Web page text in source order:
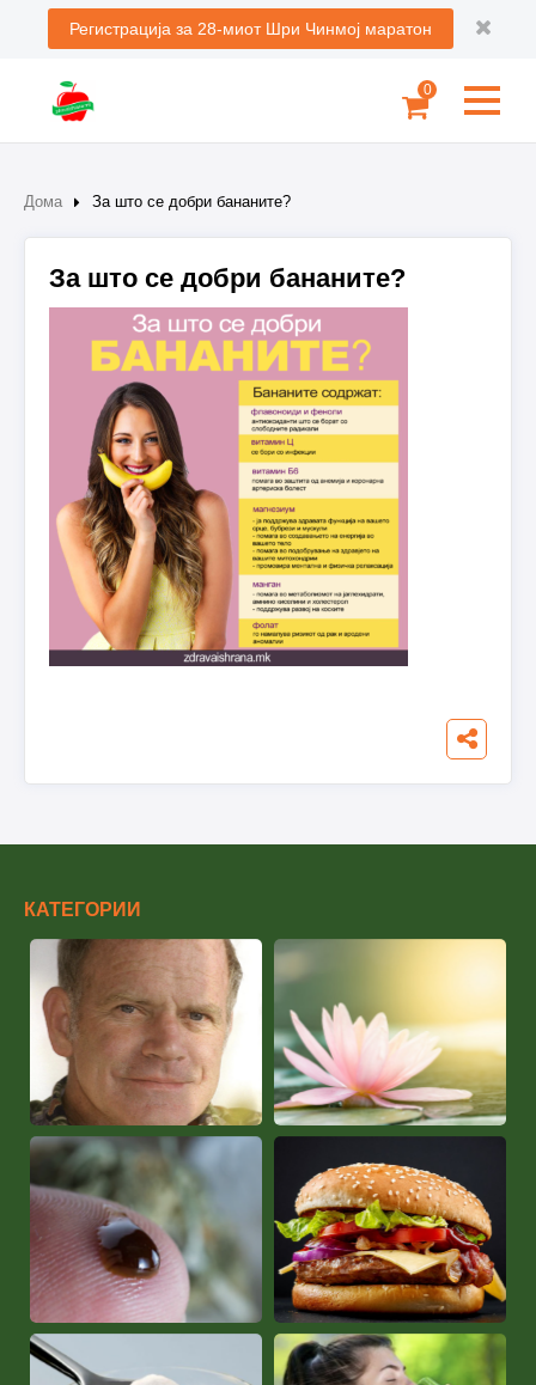
Регистрација за 28-миот Шри Чинмој маратон
0
Дома За што се добри бананите?
За што се добри бананите?
КАТЕГОРИИ